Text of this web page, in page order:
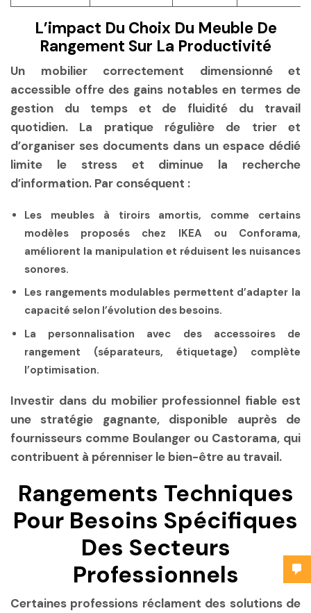
L’impact Du Choix Du Meuble De
Rangement Sur La Productivité
Un mobilier correctement dimensionné et
accessible offre des gains notables en termes de
gestion du temps et de fluidité du travail
quotidien. La pratique régulière de trier et
d’organiser ses documents dans un espace dédié
limite le stress et diminue la recherche
d’information. Par conséquent :
Les meubles à tiroirs amortis, comme certains
modèles proposés chez IKEA ou Conforama,
améliorent la manipulation et réduisent les nuisances
sonores.
Les rangements modulables permettent d’adapter la
capacité selon l’évolution des besoins.
La personnalisation avec des accessoires de
rangement (séparateurs, étiquetage) complète
l’optimisation.
Investir dans du mobilier professionnel fiable est
une stratégie gagnante, disponible auprès de
fournisseurs comme Boulanger ou Castorama, qui
contribuent à pérenniser le bien-être au travail.
Rangements Techniques
Pour Besoins Spécifiques
Des Secteurs
Professionnels
Certaines professions réclament des solutions de